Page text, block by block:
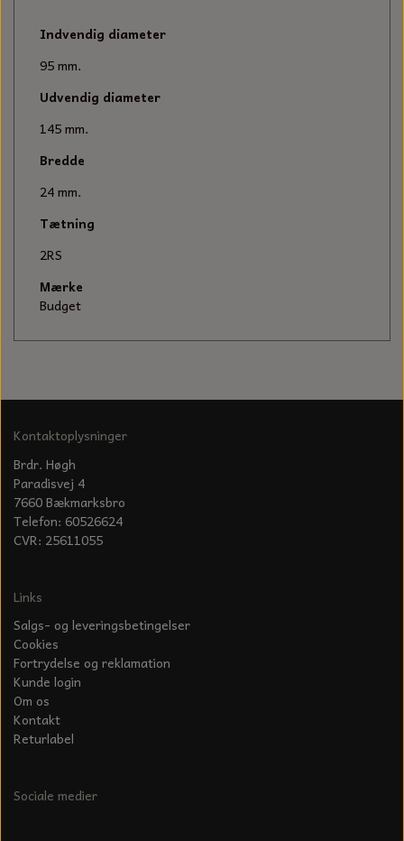
KÆDER TIL MOTORSAV
Indvendig diameter
95 mm.
Udvendig diameter
145 mm.
Bredde
24 mm.
Tætning
2RS
Mærke
Budget
Kontaktoplysninger
Brdr. Høgh
Paradisvej 4
7660 Bækmarksbro
Telefon: 60526624
CVR: 25611055
Links
Salgs- og leveringsbetingelser
Cookies
Fortrydelse og reklamation
Kunde login
Om os
Kontakt
Returlabel
Sociale medier